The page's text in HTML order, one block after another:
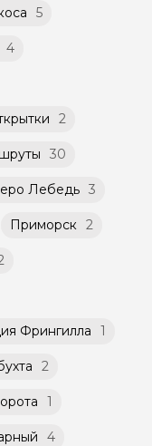
5
4
2
30
Лебедь 3
Приморск 2
Фрингилла 1
2
1
4